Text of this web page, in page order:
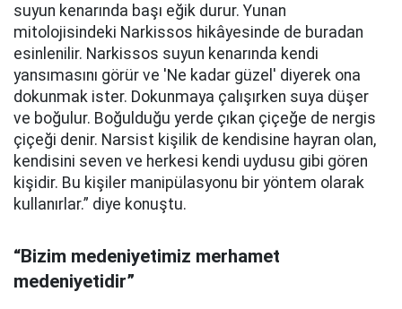
suyun kenarında başı eğik durur. Yunan
mitolojisindeki Narkissos hikâyesinde de buradan
esinlenilir. Narkissos suyun kenarında kendi
yansımasını görür ve 'Ne kadar güzel' diyerek ona
dokunmak ister. Dokunmaya çalışırken suya düşer
ve boğulur. Boğulduğu yerde çıkan çiçeğe de nergis
çiçeği denir. Narsist kişilik de kendisine hayran olan,
kendisini seven ve herkesi kendi uydusu gibi gören
kişidir. Bu kişiler manipülasyonu bir yöntem olarak
kullanırlar.” diye konuştu.
“Bizim medeniyetimiz merhamet
medeniyetidir”